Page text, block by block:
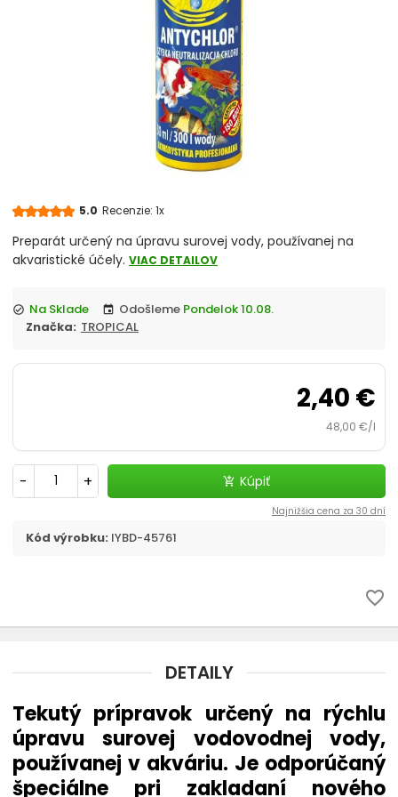
Vzduchovací motorček, kompresor
Úprava vody
Čerpadlo
Štrky, substráty - akvaristika
CO2 v akvariu chevron_right
Liečivá a vitamíny
Riasy v akváriu - odstránenie
Automatické krmítko
5.0 Recenzie: 1x
Preparát určený na úpravu surovej vody, používanej na
akvaristické účely. VIAC DETAILOV
check_circle Na Sklade event Odošleme Pondelok 10.08.
Značka:
TROPICAL
2,40 €
48,00 €/l
- + add_shopping_cart Kúpiť
Najnižšia cena za 30 dní
Kód výrobku: IYBD-45761
favorite_border
DETAILY
Tekutý prípravok určený na rýchlu
úpravu surovej vodovodnej vody,
používanej v akváriu. Je odporúčaný
špeciálne pri zakladaní nového